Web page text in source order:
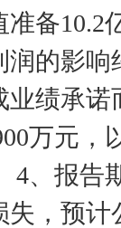
准备10.2
润的影响
业绩承
万元，
4、报告
失，预